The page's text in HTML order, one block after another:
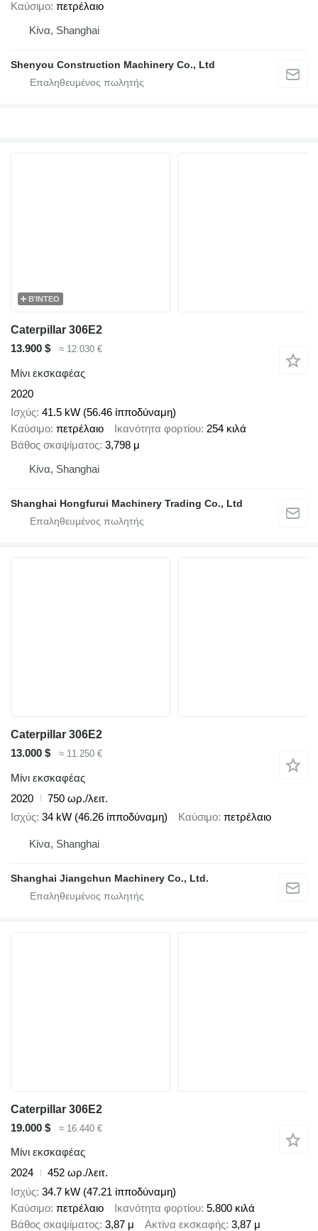
Καύσιμο πετρέλαιο
Κίνα, Shanghai
Shenyou Construction Machinery Co., Ltd
ΒΊΝΤΕΟ
Caterpillar 306E2
13.900 $
≈ 12.030 €
Μίνι εκσκαφέας
2020
Ισχύς 41.5 kW (56.46 ίπποδύναμη)
Καύσιμο πετρέλαιο Ικανότητα φορτίου 254 κιλά
Βάθος σκαψίματος 3,798 μ
Κίνα, Shanghai
Shanghai Hongfurui Machinery Trading Co., Ltd
Caterpillar 306E2
13.000 $
≈ 11.250 €
Μίνι εκσκαφέας
2020
750 ωρ./λειτ.
Ισχύς 34 kW (46.26 ίπποδύναμη) Καύσιμο πετρέλαιο
Κίνα, Shanghai
Shanghai Jiangchun Machinery Co., Ltd.
Caterpillar 306E2
19.000 $
≈ 16.440 €
Μίνι εκσκαφέας
2024
452 ωρ./λειτ.
Ισχύς 34.7 kW (47.21 ίπποδύναμη)
Καύσιμο πετρέλαιο Ικανότητα φορτίου 5.800 κιλά
Βάθος σκαψίματος 3,87 μ Ακτίνα εκσκαφής 3,87 μ